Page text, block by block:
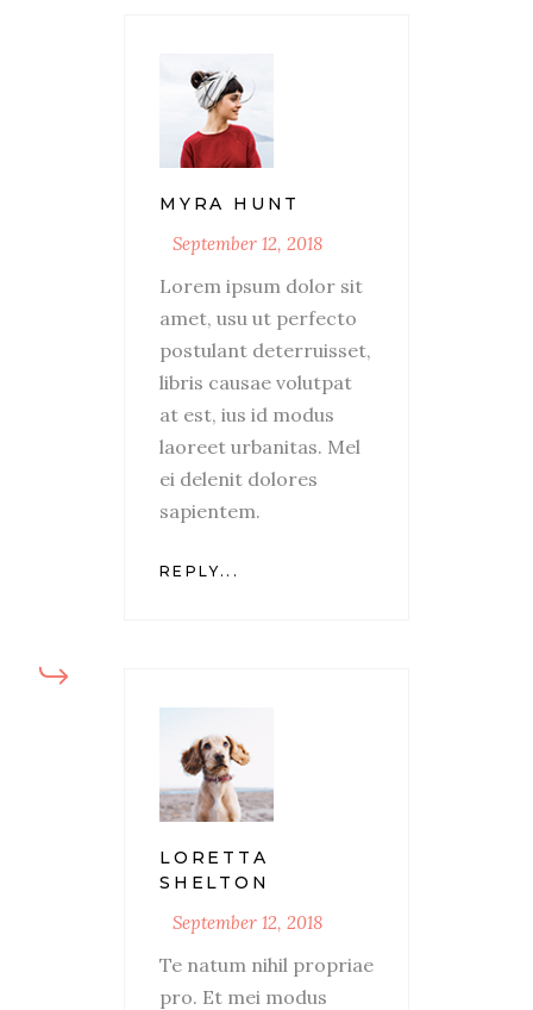
MYRA HUNT
September 12, 2018
Lorem ipsum dolor sit
amet, usu ut perfecto
postulant deterruisset,
libris causae volutpat
at est, ius id modus
laoreet urbanitas. Mel
ei delenit dolores
sapientem.
REPLY...
LORETTA
SHELTON
September 12, 2018
Te natum nihil propriae
pro. Et mei modus